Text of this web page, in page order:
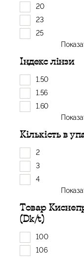
20
23
25
Індекс лінзи
1.50
1.56
1.60
Кількість в
2
3
4
Товар
(Dk/t)
100
106